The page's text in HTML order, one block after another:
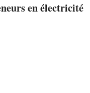
en électricité